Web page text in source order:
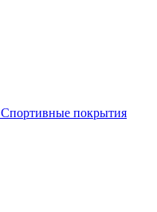
Спортивные покрытия